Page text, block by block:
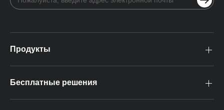
Продукты
Бесплатные решения